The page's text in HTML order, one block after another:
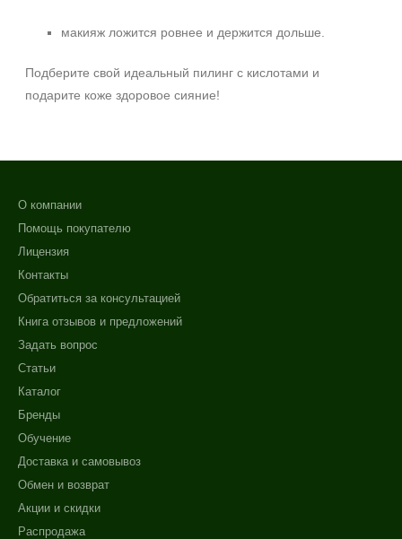
макияж ложится ровнее и держится дольше.
Подберите свой идеальный пилинг с кислотами и
подарите коже здоровое сияние!
О компании
Помощь покупателю
Лицензия
Контакты
Обратиться за консультацией
Книга отзывов и предложений
Задать вопрос
Статьи
Каталог
Бренды
Обучение
Доставка и самовывоз
Обмен и возврат
Акции и скидки
Распродажа